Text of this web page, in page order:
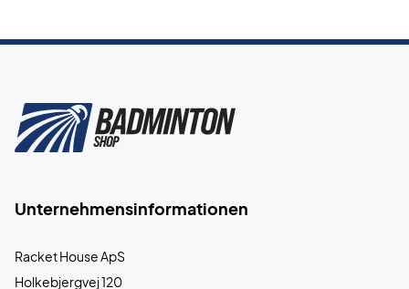
Unternehmensinformationen
Racket House ApS
Holkebjergvej 120